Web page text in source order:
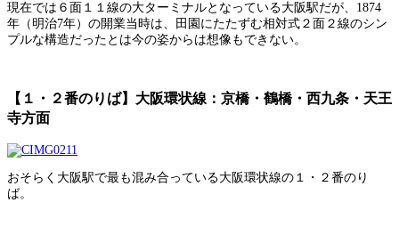
現在では６面１１線の大ターミナルとなっている大阪駅だが、1874
年（明治7年）の開業当時は、田園にたたずむ相対式２面２線のシン
プルな構造だったとは今の姿からは想像もできない。
【１・２番のりば】大阪環状線：京橋・鶴橋・西九条・天王
寺方面
おそらく大阪駅で最も混み合っている大阪環状線の１・２番のり
ば。